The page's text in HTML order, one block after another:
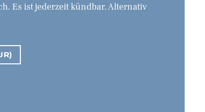
Es ist jederzeit kündbar. Alternativ